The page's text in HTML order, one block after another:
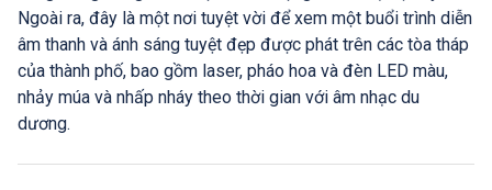
Ngoài ra, đây là một nơi tuyệt vời để xem một buổi trình diễn
âm thanh và ánh sáng tuyệt đẹp được phát trên các tòa tháp
của thành phố, bao gồm laser, pháo hoa và đèn LED màu,
nhảy múa và nhấp nháy theo thời gian với âm nhạc du
dương.